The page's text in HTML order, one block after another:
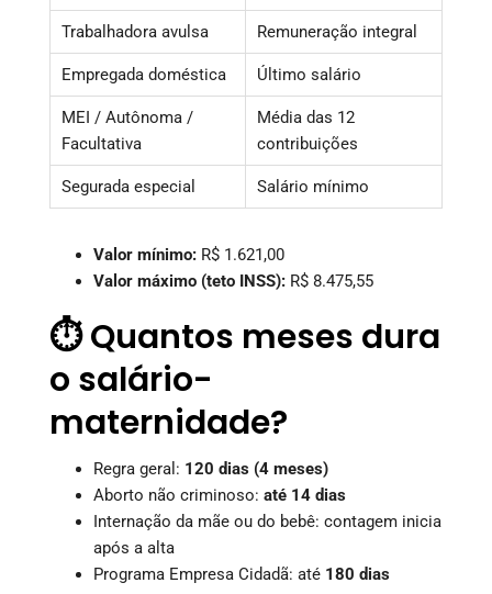
Trabalhadora avulsa Remuneração integral
Empregada doméstica Último salário
MEI / Autônoma /
Facultativa
Média das 12
contribuições
Segurada especial Salário mínimo
Valor mínimo: R$ 1.621,00
Valor máximo (teto INSS): R$ 8.475,55
⏱️ Quantos meses dura
o salário-
maternidade?
Regra geral: 120 dias (4 meses)
Aborto não criminoso: até 14 dias
Internação da mãe ou do bebê: contagem inicia
após a alta
Programa Empresa Cidadã: até 180 dias